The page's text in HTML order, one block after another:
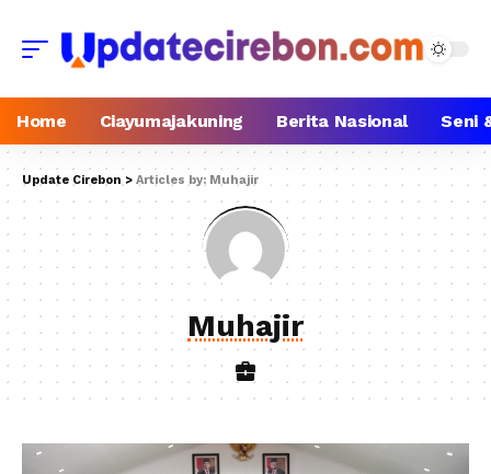
Home Ciayumajakuning Berita Nasional Seni
Update Cirebon > Articles by: Muhajir
Muhajir